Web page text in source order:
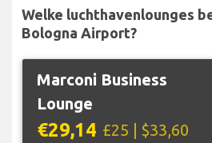
Welke luchthavenlounges
Bologna Airport?
Marconi Business
Lounge
€29,14 £25 | $33,60